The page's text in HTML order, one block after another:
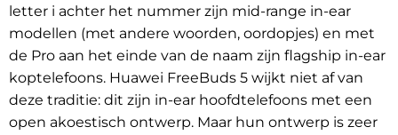
letter i achter het nummer zijn mid-range in-ear
modellen (met andere woorden, oordopjes) en met
de Pro aan het einde van de naam zijn flagship in-ear
koptelefoons. Huawei FreeBuds 5 wijkt niet af van
deze traditie: dit zijn in-ear hoofdtelefoons met een
open akoestisch ontwerp. Maar hun ontwerp is zeer